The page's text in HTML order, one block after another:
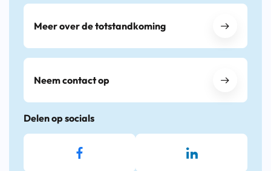
Meer over de totstandkoming
Neem contact op
Delen op socials